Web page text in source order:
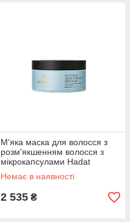
М'яка маска для волосся з
розм'якшенням волосся з
мікрокапсулами Hadat
Cosmetics Softening
Microcapsule Hair Mask
Немає в наявності
2 535 ₴